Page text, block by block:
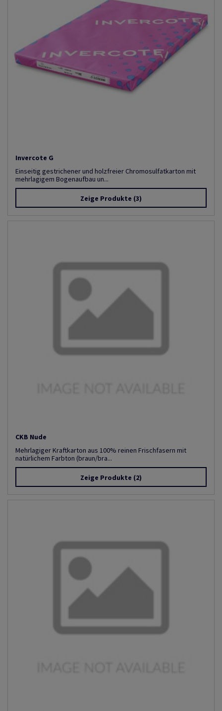
Invercote G
Einseitig gestrichener und holzfreier Chromosulfatkarton mit
mehrlagigem Bogenaufbau un...
Zeige Produkte (3)
CKB Nude
Mehrlagiger Kraftkarton aus 100% reinen Frischfasern mit
natürlichem Farbton (braun/bra...
Zeige Produkte (2)